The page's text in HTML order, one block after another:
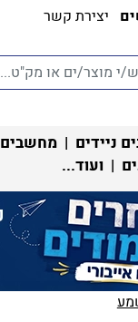
יצירת קשר
ניידים | מחשבים
| ועוד...